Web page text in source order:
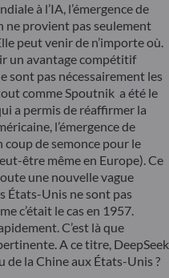
à l’IA, l’émergence de
ne provient pas seulement
peut venir de n’importe où.
un avantage compétitif
sont pas nécessairement les
comme Spoutnik a été le
a permis de réaffirmer la
l’émergence de
coup de semonce pour le
être même en Europe). Ce
une nouvelle vague
États-Unis ne sont pas
c’était le cas en 1957.
C’est là que
A ce titre, DeepSeek
de la Chine aux États-Unis ?